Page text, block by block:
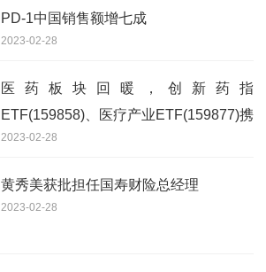
PD-1中国销售额增七成
2023-02-28
医药板块回暖，创新药指
ETF(159858)、医疗产业ETF(159877)携
手上扬
2023-02-28
黄秀美获批担任国寿财险总经理
2023-02-28